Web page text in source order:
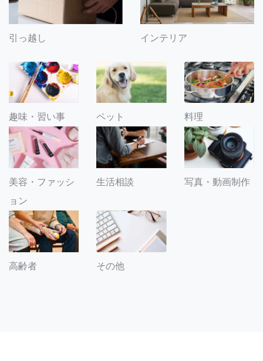
引っ越し インテリア
趣味・習い事 ペット 料理
美容・ファッシ
ョン
生活相談 写真・動画制作
高齢者 その他